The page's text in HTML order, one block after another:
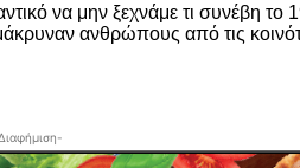
να μην ξεχνάμε τι συνέβη το
ανθρώπους από τις